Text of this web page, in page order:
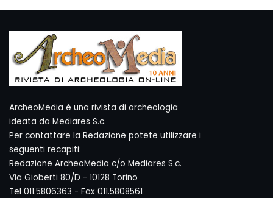
ArcheoMedia è una rivista di archeologia
ideata da Mediares S.c.
Per contattare la Redazione potete utilizzare i
seguenti recapiti:
Redazione ArcheoMedia c/o Mediares S.c.
Via Gioberti 80/D - 10128 Torino
Tel 011.5806363 - Fax 011.5808561